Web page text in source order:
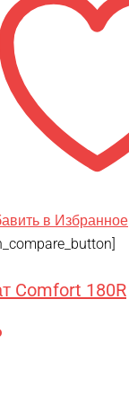
в Избранное
Comfort 180R